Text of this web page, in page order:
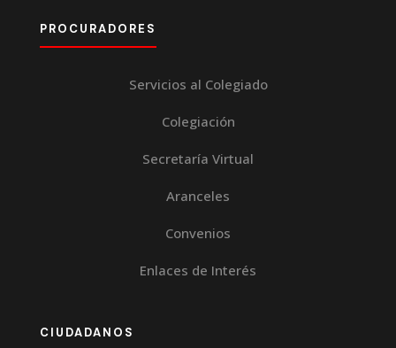
PROCURADORES
Servicios al Colegiado
Colegiación
Secretaría Virtual
Aranceles
Convenios
Enlaces de Interés
CIUDADANOS